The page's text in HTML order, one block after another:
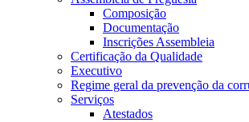
Composição
Documentação
Inscrições Assembleia
Certificação da Qualidade
Executivo
Regime geral da prevenção da
Serviços
Atestados